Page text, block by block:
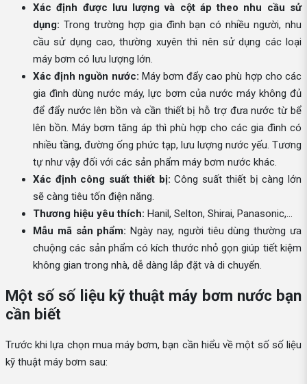
Xác định được lưu lượng và cột áp theo nhu cầu sử
dụng: Trong trường hợp gia đình bạn có nhiều người, nhu
cầu sử dụng cao, thường xuyên thì nên sử dụng các loại
máy bơm có lưu lượng lớn.
Xác định nguồn nước: Máy bơm đẩy cao phù hợp cho các
gia đình dùng nước máy, lực bơm của nước máy không đủ
để đẩy nước lên bồn và cần thiết bị hỗ trợ đưa nước từ bể
lên bồn. Máy bơm tăng áp thì phù hợp cho các gia đình có
nhiều tầng, đường ống phức tạp, lưu lượng nước yếu. Tương
tự như vậy đối với các sản phẩm máy bơm nước khác.
Xác định công suất thiết bị: Công suất thiết bị càng lớn
sẽ càng tiêu tốn điện năng.
Thương hiệu yêu thích: Hanil, Selton, Shirai, Panasonic,...
Mẫu mã sản phẩm: Ngày nay, người tiêu dùng thường ưa
chuộng các sản phẩm có kích thước nhỏ gọn giúp tiết kiệm
không gian trong nhà, dễ dàng lắp đặt và di chuyển.
Một số số liệu kỹ thuật máy bơm nước bạn
cần biết
Trước khi lựa chọn mua máy bơm, bạn cần hiểu về một số số liệu
kỹ thuật máy bơm sau: